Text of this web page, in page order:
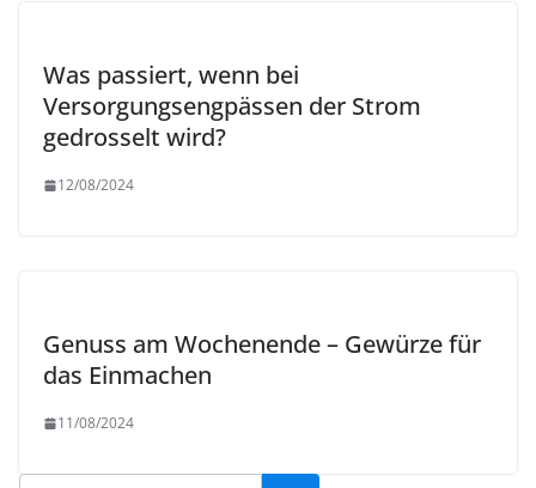
Was passiert, wenn bei
Versorgungsengpässen der Strom
gedrosselt wird?
12/08/2024
Genuss am Wochenende – Gewürze für
das Einmachen
11/08/2024